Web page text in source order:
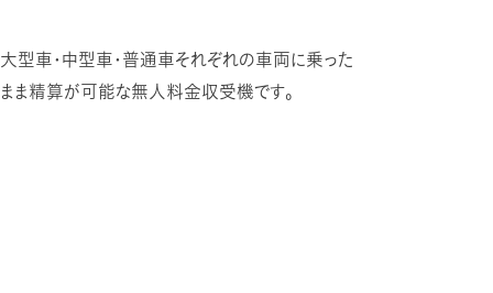
大型車・中型車・普通車それぞれの車両に乗った
まま精算が可能な無人料金収受機です。